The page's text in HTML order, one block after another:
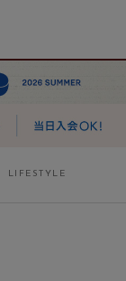
LIFESTYLE